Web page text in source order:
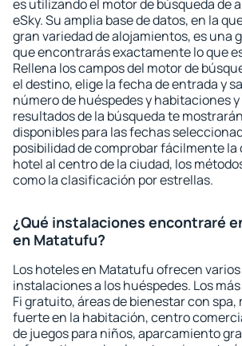
es utilizando el motor de búsqueda de
eSky. Su amplia base de datos, en la
gran variedad de alojamientos, es una
que encontrarás exactamente lo que
Rellena los campos del motor de
el destino, elige la fecha de entrada y
número de huéspedes y habitaciones y
resultados de la búsqueda te
disponibles para las fechas
posibilidad de comprobar fácilmente la
hotel al centro de la ciudad, los
como la clasificación por estrellas.
¿Qué instalaciones encontraré
en Matatufu?
Los hoteles en Matatufu ofrecen
instalaciones a los huéspedes. Los
Fi gratuito, áreas de bienestar con
fuerte en la habitación, centro
de juegos para niños, aparcamiento